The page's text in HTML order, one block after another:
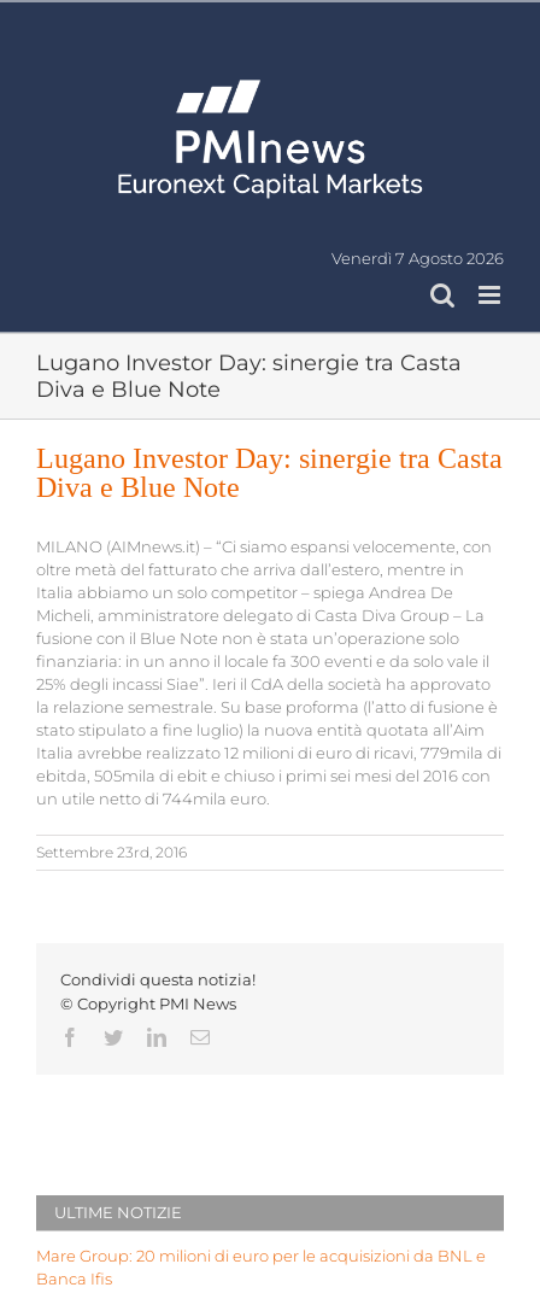
Venerdì 7 Agosto 2026
Lugano Investor Day: sinergie tra Casta
Diva e Blue Note
Lugano Investor Day: sinergie tra Casta
Diva e Blue Note
MILANO (AIMnews.it) – “Ci siamo espansi velocemente, con
oltre metà del fatturato che arriva dall’estero, mentre in
Italia abbiamo un solo competitor – spiega Andrea De
Micheli, amministratore delegato di Casta Diva Group – La
fusione con il Blue Note non è stata un’operazione solo
finanziaria: in un anno il locale fa 300 eventi e da solo vale il
25% degli incassi Siae”. Ieri il CdA della società ha approvato
la relazione semestrale. Su base proforma (l’atto di fusione è
stato stipulato a fine luglio) la nuova entità quotata all’Aim
Italia avrebbe realizzato 12 milioni di euro di ricavi, 779mila di
ebitda, 505mila di ebit e chiuso i primi sei mesi del 2016 con
un utile netto di 744mila euro.
Settembre 23rd, 2016
Condividi questa notizia!
© Copyright PMI News
Facebook
TwitterLinkedInEmail
ULTIME NOTIZIE
Mare Group: 20 milioni di euro per le acquisizioni da BNL e
Banca Ifis